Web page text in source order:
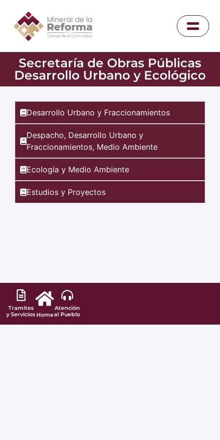
Secretaría de Obras Públicas
Desarrollo Urbano y Ecológico
Desarrollo Urbano y Fraccionamientos
Despacho, Desarrollo Urbano y
Fraccionamientos, Medio Ambiente
Ecología y Medio Ambiente
Estudios y Proyectos
Tramites
y Servicios Home
Atención
al Pueblo